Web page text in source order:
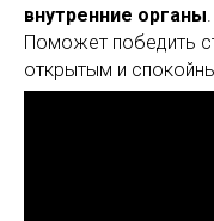
внутренние органы
Поможет победить
открытым и